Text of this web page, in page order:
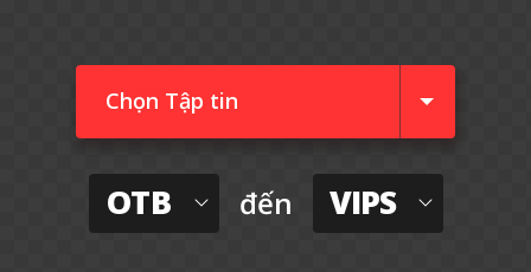
Chọn Tập tin
OTB đến VIPS